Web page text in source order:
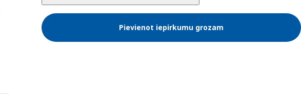
Pievienot iepirkumu grozam